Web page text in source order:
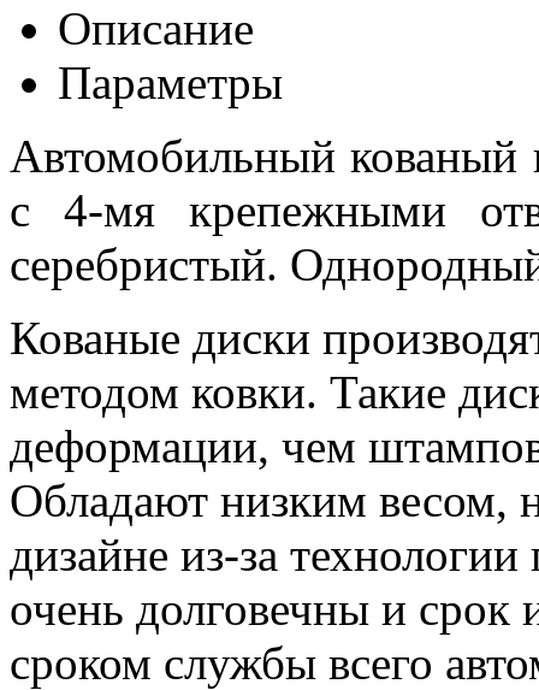
Описание
Параметры
Автомобильный
с 4-мя крепежными
серебристый.
Кованые диски
методом ковки. Такие
деформации, чем
Обладают низким весом,
дизайне из-за
очень долговечны и
сроком службы всего